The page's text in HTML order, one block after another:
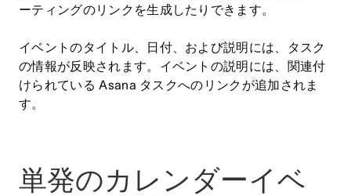
ーティングのリンクを生成したりできます。
イベントのタイトル、日付、および説明には、タスク
の情報が反映されます。イベントの説明には、関連付
けられている Asana タスクへのリンクが追加されま
す。
単発のカレンダーイベ